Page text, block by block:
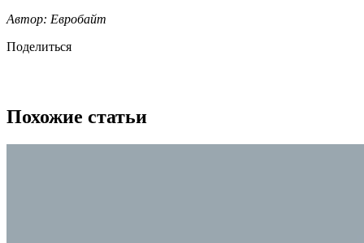
Автор: Евробайт
Поделиться
Похожие статьи